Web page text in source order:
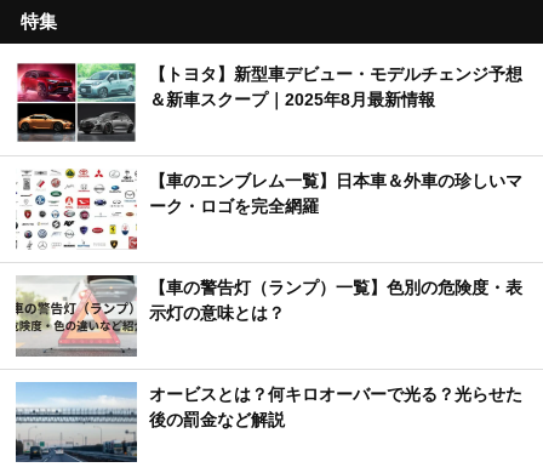
特集
【トヨタ】新型車デビュー・モデルチェンジ予想
＆新車スクープ｜2025年8月最新情報
【車のエンブレム一覧】日本車＆外車の珍しいマ
ーク・ロゴを完全網羅
【車の警告灯（ランプ）一覧】色別の危険度・表
示灯の意味とは？
オービスとは？何キロオーバーで光る？光らせた
後の罰金など解説